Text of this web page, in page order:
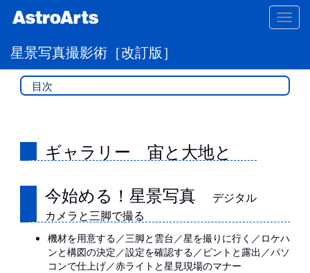
星景写真撮影術［改訂版］
目次
ギャラリー 宙と大地と
今始める！星景写真
デジタル
カメラと三脚で撮る
機材を用意する／三脚と雲台／星を撮りに行く／ロケハ
ンと構図の決定／設定を確認する／ピントと露出／パソ
コンで仕上げ／赤ライトと星見現場のマナー